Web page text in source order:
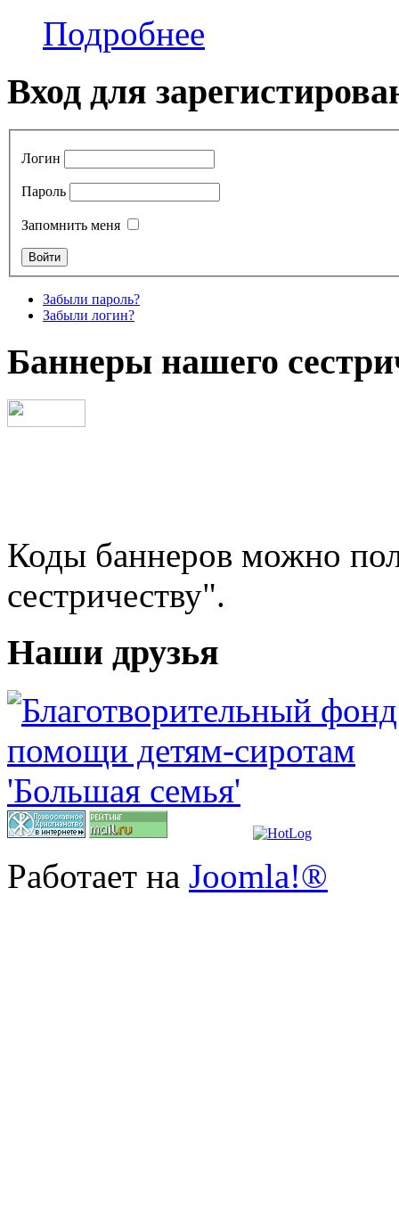
Подробнее
Вход для
Логин
Пароль
Запомнить меня
Забыли пароль?
Забыли логин?
Баннеры нашего
Коды баннеров можно
сестричеству".
Наши друзья
Работает на Joomla!®